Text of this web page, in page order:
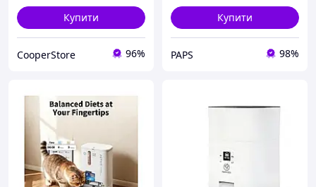
Купити
CooperStore 96%
Купити
PAPS 98%